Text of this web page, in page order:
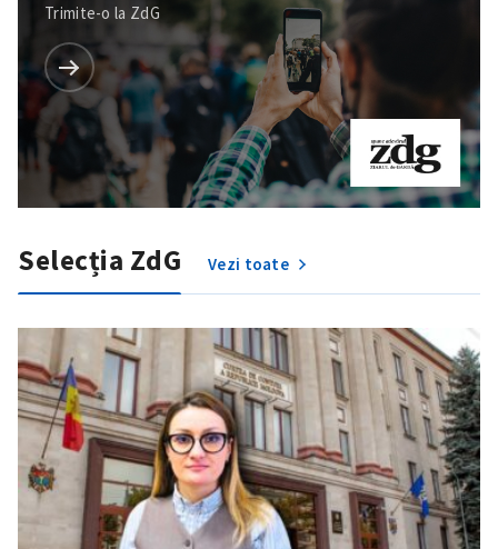
Trimite-o la ZdG
Selecția ZdG Vezi toate
Titlu știre+ Adaugă titlu
Fotografie
+ Încarcă imagine
Link media
+ Link media